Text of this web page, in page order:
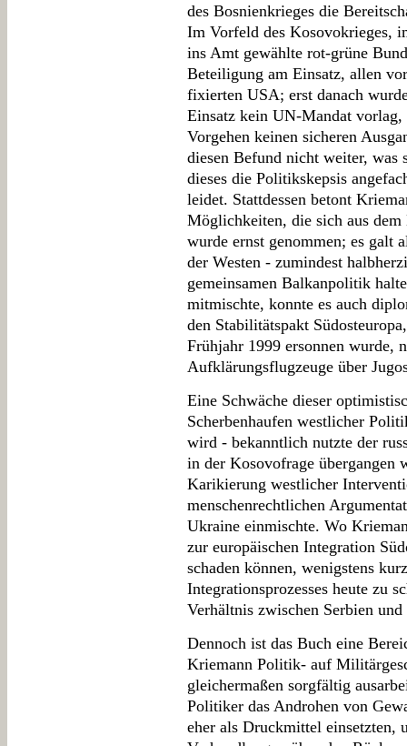
des Bosnienkrieges die
Im Vorfeld des Kosovokrieges,
ins Amt gewählte rot-grüne
Beteiligung am Einsatz, allen
fixierten USA; erst danach
Einsatz kein UN-Mandat vorlag,
Vorgehen keinen sicheren
diesen Befund nicht weiter, was
dieses die Politikskepsis
leidet. Stattdessen betont
Möglichkeiten, die sich aus
wurde ernst genommen; es galt
der Westen - zumindest
gemeinsamen Balkanpolitik
mitmischte, konnte es auch
den Stabilitätspakt
Frühjahr 1999 ersonnen wurde,
Aufklärungsflugzeuge über
Eine Schwäche dieser
Scherbenhaufen westlicher
wird - bekanntlich nutzte der
in der Kosovofrage übergangen
Karikierung westlicher
menschenrechtlichen
Ukraine einmischte. Wo
zur europäischen Integration
schaden können, wenigstens
Integrationsprozesses heute zu
Verhältnis zwischen Serbien
Dennoch ist das Buch eine
Kriemann Politik- auf
gleichermaßen sorgfältig
Politiker das Androhen von
eher als Druckmittel einsetzten,